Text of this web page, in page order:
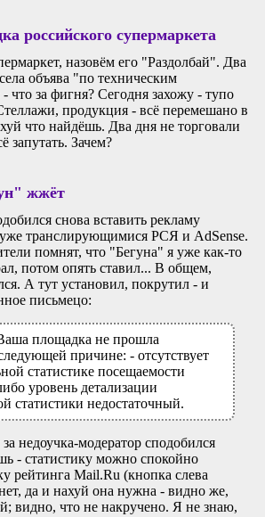
российского супермаркета
назовём его "Раздолбай". Два
объява "по техническим
за фигня? Сегодня захожу - тупо
продукция - всё перемешано в
что найдёшь. Два дня не торговали
запутать. Зачем?
жжёт
снова вставить рекламу
транслирующимися РСЯ и AdSense.
помнят, что "Бегуна" я уже как-то
потом опять ставил... В общем,
А тут установил, покрутил - и
письмецо:
площадка не прошла
причине: - отсутствует
статистике посещаемости
уровень детализации
статистики недостаточный.
недоучка-модератор сподобился
- статистику можно спокойно
рейтинга Mail.Ru (кнопка слева
да и нахуй она нужна - видно же,
видно, что не накручено. Я не знаю,